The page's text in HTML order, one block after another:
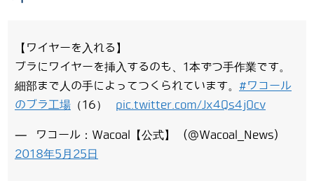
【ワイヤーを入れる】
ブラにワイヤーを挿入するのも、1本ずつ手作業です。
細部まで人の手によってつくられています。 #ワコール
のブラ工場 （16） pic.twitter.com/Jx4Qs4jOcv
— ワコール：Wacoal【公式】 (@Wacoal_News)
2018年5月25日